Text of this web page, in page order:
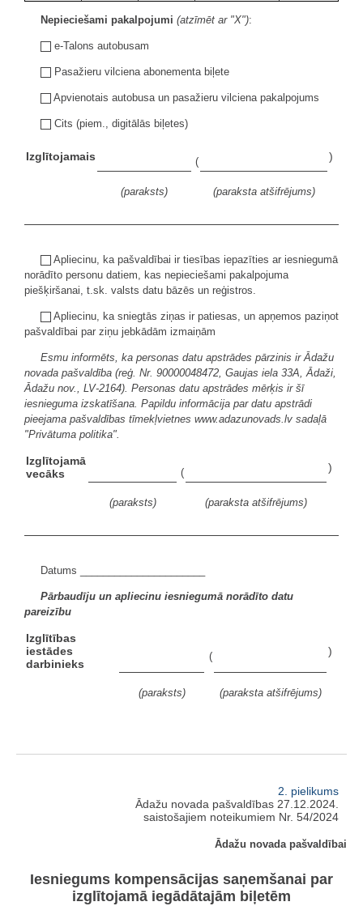
Nepieciešami pakalpojumi (atzīmēt ar "X"):
e-Talons autobusam
Pasažieru vilciena abonementa biļete
Apvienotais autobusa un pasažieru vilciena pakalpojums
Cits (piem., digitālās biļetes)
Izglītojamais ( )
(paraksts) (paraksta atšifrējums)
Apliecinu, ka pašvaldībai ir tiesības iepazīties ar iesniegumā
norādīto personu datiem, kas nepieciešami pakalpojuma
piešķiršanai, t.sk. valsts datu bāzēs un reģistros.
Apliecinu, ka sniegtās ziņas ir patiesas, un apņemos paziņot
pašvaldībai par ziņu jebkādām izmaiņām
Esmu informēts, ka personas datu apstrādes pārzinis ir Ādažu
novada pašvaldība (reģ. Nr. 90000048472, Gaujas iela 33A, Ādaži,
Ādažu nov., LV-2164). Personas datu apstrādes mērķis ir šī
iesnieguma izskatīšana. Papildu informācija par datu apstrādi
pieejama pašvaldības tīmekļvietnes www.adazunovads.lv sadaļā
"Privātuma politika".
Izglītojamā
vecāks
( )
(paraksts) (paraksta atšifrējums)
Datums ______________________
Pārbaudīju un apliecinu iesniegumā norādīto datu
pareizību
Izglītības
iestādes
darbinieks
( )
(paraksts) (paraksta atšifrējums)
2. pielikums
Ādažu novada pašvaldības 27.12.2024.
saistošajiem noteikumiem Nr. 54/2024
Ādažu novada pašvaldībai
Iesniegums kompensācijas saņemšanai par
izglītojamā iegādātajām biļetēm